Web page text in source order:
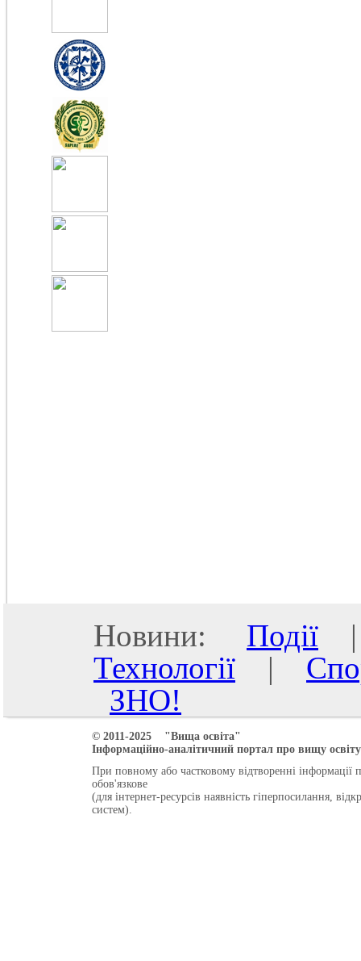
Новини: Події
Технології |
ЗНО!
© 2011-2025 "Вища освіта"
Інформаційно-аналітичний портал про вищу
При повному або частковому відтворенні інформації
обов'язкове
(для інтернет-ресурсів наявність гіперпосилання,
систем).